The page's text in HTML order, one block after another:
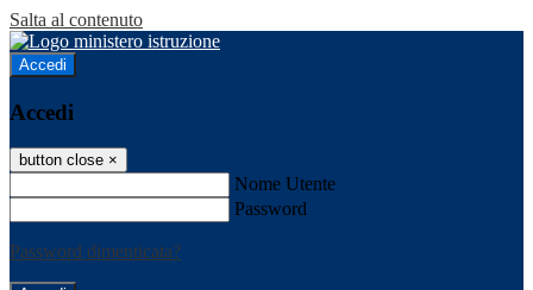
Salta al contenuto
Accedi
Accedi
button close ×
Nome Utente
Password
Password dimenticata?